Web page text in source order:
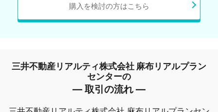
購入を検討の方はこちら
三井不動産リアルティ株式会社 麻布リアルプラン
センターの
― 取引の流れ ―